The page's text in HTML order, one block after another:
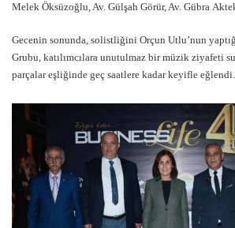
Melek Öksüzoğlu, Av. Gülşah Görür, Av. Gübra
Gecenin sonunda, solistliğini Orçun Utlu’nun
Grubu, katılımcılara unutulmaz bir müzik ziyafeti
parçalar eşliğinde geç saatlere kadar keyifle eğlendi.